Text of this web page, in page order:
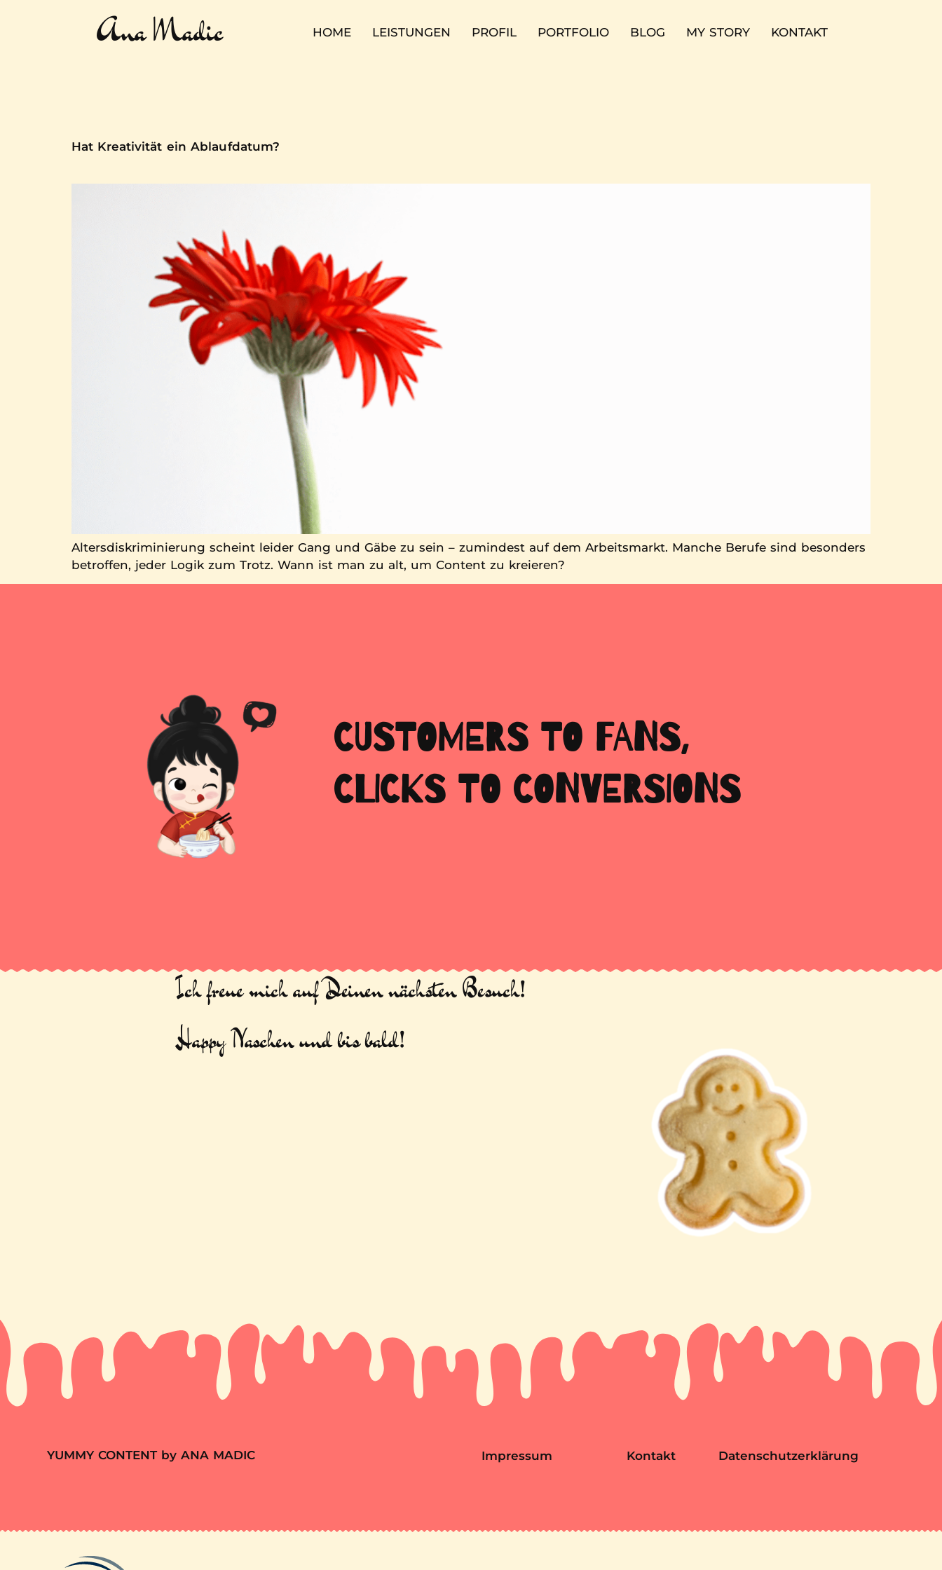
Ana Madic HOME LEISTUNGEN PROFIL PORTFOLIO BLOG MY STORY KONTAKT
Hat Kreativität ein Ablaufdatum?
Altersdiskriminierung scheint leider Gang und Gäbe zu sein – zumindest auf dem Arbeitsmarkt. Manche Berufe sind besonders
betroffen, jeder Logik zum Trotz. Wann ist man zu alt, um Content zu kreieren?
CUSTOMERS TO FANS,
CLICKS TO CONVERSIONS
Ich freue mich auf Deinen nächsten Besuch!
Happy Naschen und bis bald!
YUMMY CONTENT by ANA MADIC Impressum Kontakt Datenschutzerklärung